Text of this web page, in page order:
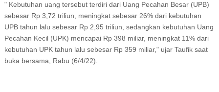
" Kebutuhan uang tersebut terdiri dari Uang Pecahan Besar (UPB)
sebesar Rp 3,72 triliun, meningkat sebesar 26% dari kebutuhan
UPB tahun lalu sebesar Rp 2,95 triliun, sedangkan kebutuhan Uang
Pecahan Kecil (UPK) mencapai Rp 398 miliar, meningkat 11% dari
kebutuhan UPK tahun lalu sebesar Rp 359 miliar," ujar Taufik saat
buka bersama, Rabu (6/4/22).